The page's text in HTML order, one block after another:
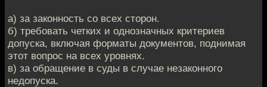
а) за законность со всех сторон.
б) требовать четких и однозначных критериев
допуска, включая форматы документов, поднимая
этот вопрос на всех уровнях.
в) за обращение в суды в случае незаконного
недопуска.